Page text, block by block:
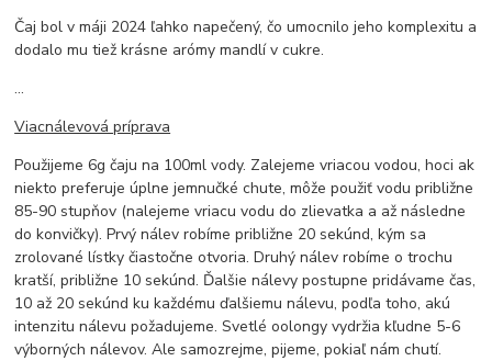
Čaj bol v máji 2024 ľahko napečený, čo umocnilo jeho komplexitu a
dodalo mu tiež krásne arómy mandlí v cukre.
...
Viacnálevová príprava
Použijeme 6g čaju na 100ml vody. Zalejeme vriacou vodou, hoci ak
niekto preferuje úplne jemnučké chute, môže použiť vodu približne
85-90 stupňov (nalejeme vriacu vodu do zlievatka a až následne
do konvičky). Prvý nálev robíme približne 20 sekúnd, kým sa
zrolované lístky čiastočne otvoria. Druhý nálev robíme o trochu
kratší, približne 10 sekúnd. Ďalšie nálevy postupne pridávame čas,
10 až 20 sekúnd ku každému ďalšiemu nálevu, podľa toho, akú
intenzitu nálevu požadujeme. Svetlé oolongy vydržia kľudne 5-6
výborných nálevov. Ale samozrejme, pijeme, pokiaľ nám chutí.